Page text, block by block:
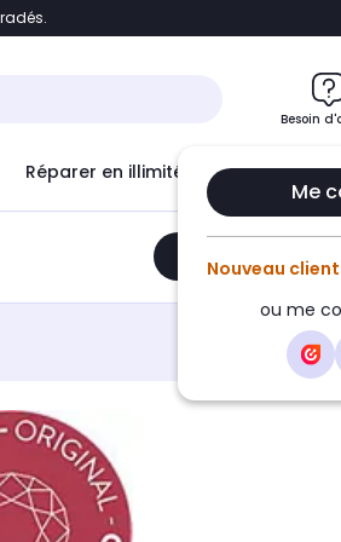
Accéder directement au chatbot
Besoin
Me
Nouveau client
ou me
Réparer en illimité avec Le Club
Ajouter au